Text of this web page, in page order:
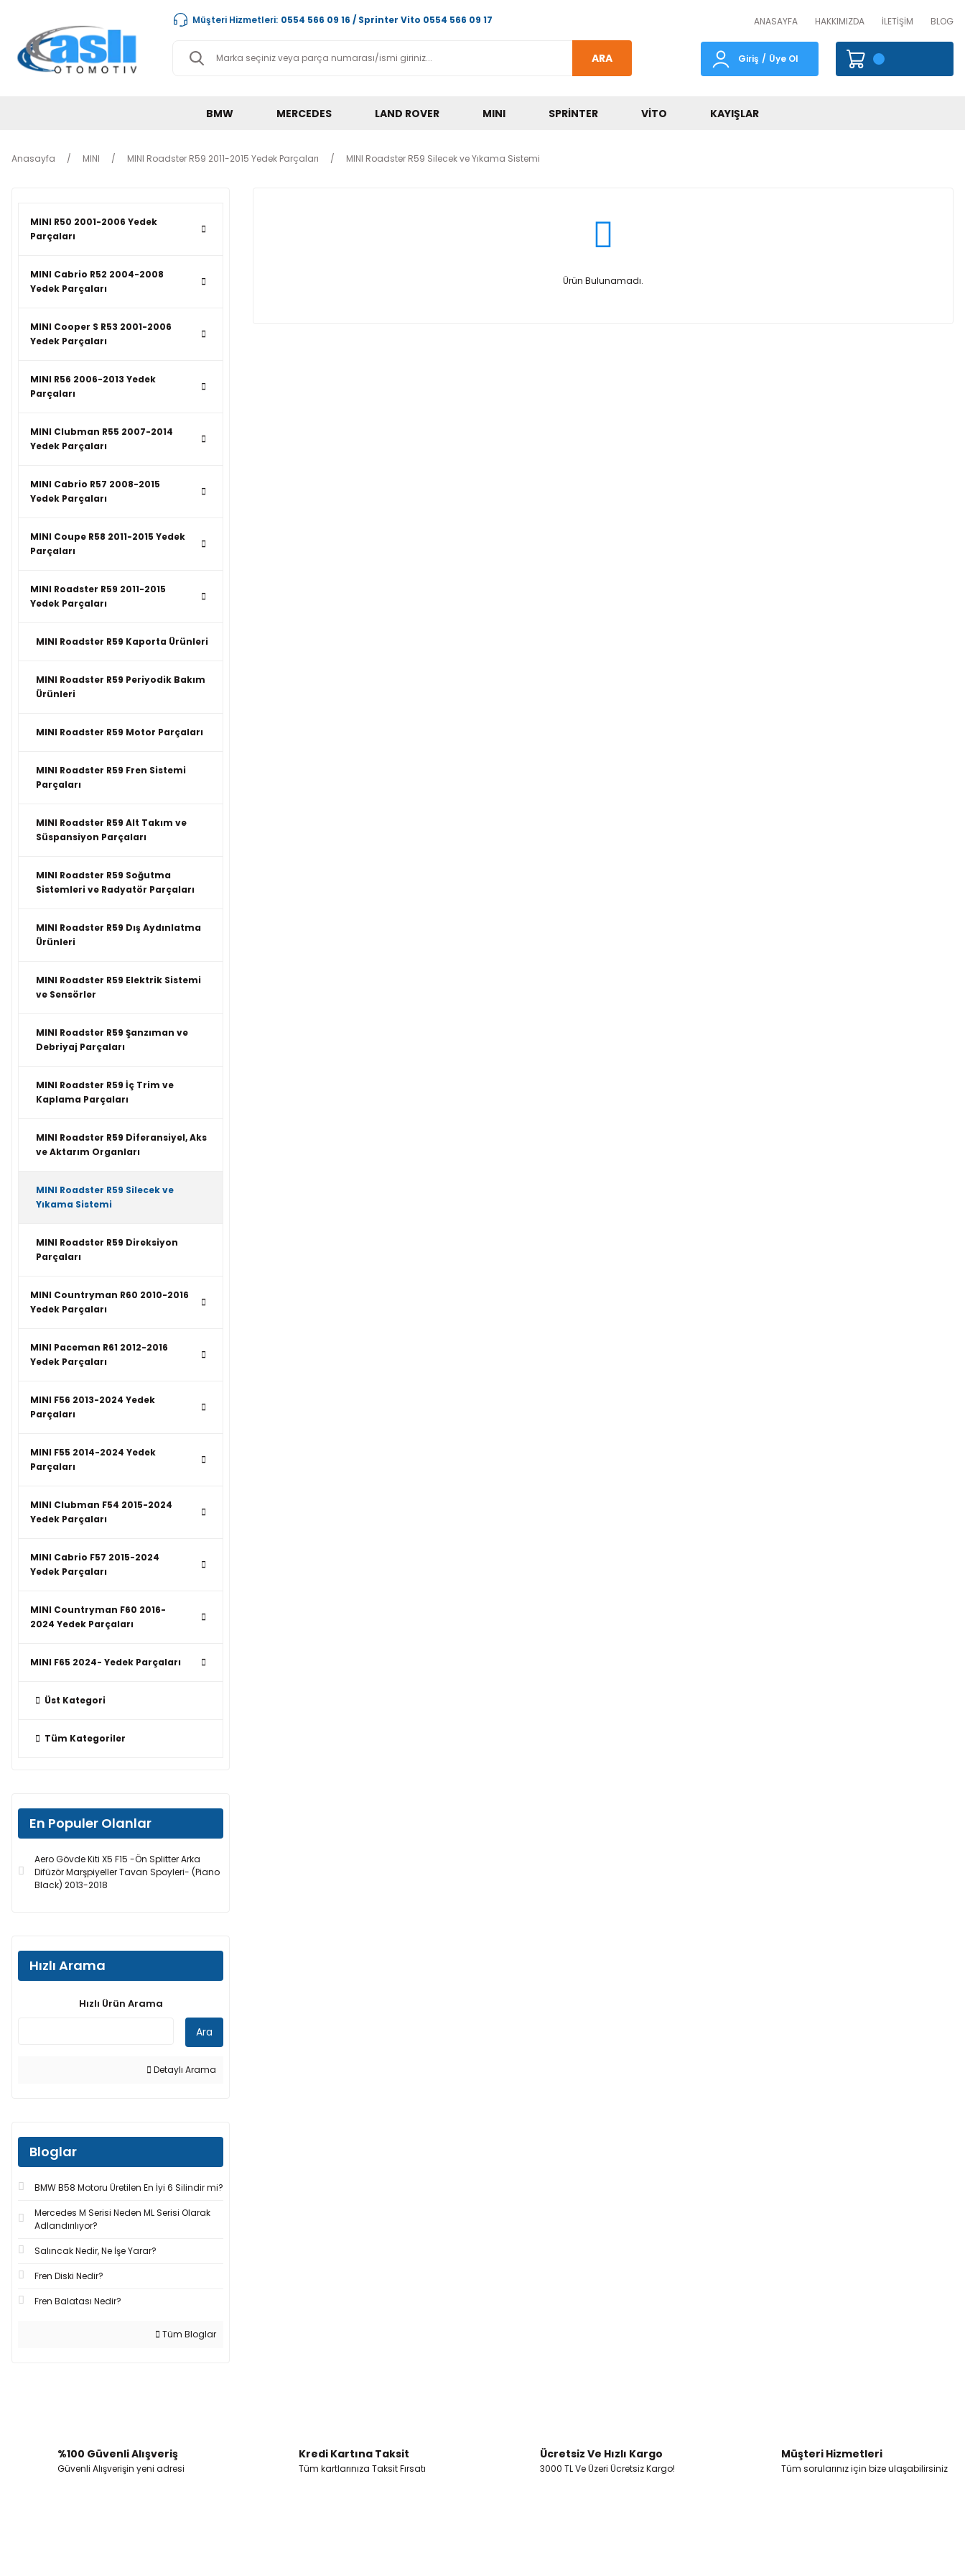
Müşteri Hizmetleri: 0554 566 09 16 / Sprinter Vito 0554 566 09 17
ARA
ANASAYFA HAKKIMIZDA İLETİŞİM BLOG
Giriş / Üye Ol
BMW MERCEDES LAND ROVER MINI SPRINTER VITO KAYIŞLAR
Anasayfa MINI MINI Roadster R59 2011-2015 Yedek Parçaları MINI Roadster R59 Silecek ve Yıkama Sistemi
MINI R50 2001-2006 Yedek
Parçaları
MINI Cabrio R52 2004-2008
Yedek Parçaları
MINI Cooper S R53 2001-2006
Yedek Parçaları
MINI R56 2006-2013 Yedek
Parçaları
MINI Clubman R55 2007-2014
Yedek Parçaları
MINI Cabrio R57 2008-2015
Yedek Parçaları
MINI Coupe R58 2011-2015 Yedek
Parçaları
MINI Roadster R59 2011-2015
Yedek Parçaları
MINI Roadster R59 Kaporta Ürünleri
MINI Roadster R59 Periyodik Bakım
Ürünleri
MINI Roadster R59 Motor Parçaları
MINI Roadster R59 Fren Sistemi
Parçaları
MINI Roadster R59 Alt Takım ve
Süspansiyon Parçaları
MINI Roadster R59 Soğutma
Sistemleri ve Radyatör Parçaları
MINI Roadster R59 Dış Aydınlatma
Ürünleri
MINI Roadster R59 Elektrik Sistemi
ve Sensörler
MINI Roadster R59 Şanzıman ve
Debriyaj Parçaları
MINI Roadster R59 İç Trim ve
Kaplama Parçaları
MINI Roadster R59 Diferansiyel, Aks
ve Aktarım Organları
MINI Roadster R59 Silecek ve
Yıkama Sistemi
MINI Roadster R59 Direksiyon
Parçaları
MINI Countryman R60 2010-2016
Yedek Parçaları
MINI Paceman R61 2012-2016
Yedek Parçaları
MINI F56 2013-2024 Yedek
Parçaları
MINI F55 2014-2024 Yedek
Parçaları
MINI Clubman F54 2015-2024
Yedek Parçaları
MINI Cabrio F57 2015-2024
Yedek Parçaları
MINI Countryman F60 2016-
2024 Yedek Parçaları
MINI F65 2024- Yedek Parçaları
Üst Kategori
Tüm Kategoriler
En Populer Olanlar
Aero Gövde Kiti X5 F15 -Ön Splitter Arka
Difüzör Marşpiyeller Tavan Spoyleri- (Piano
Black) 2013-2018
Hızlı Arama
Hızlı Ürün Arama
Ara
Detaylı Arama
Bloglar
BMW B58 Motoru Üretilen En İyi 6 Silindir mi?
Mercedes M Serisi Neden ML Serisi Olarak
Adlandırılıyor?
Salıncak Nedir, Ne İşe Yarar?
Fren Diski Nedir?
Fren Balatası Nedir?
Tüm Bloglar
Ürün Bulunamadı.
%100 Güvenli Alışveriş
Güvenli Alışverişin yeni adresi
Kredi Kartına Taksit
Tüm kartlarınıza Taksit Fırsatı
Ücretsiz Ve Hızlı Kargo
3000 TL Ve Üzeri Ücretsiz Kargo!
Müşteri Hizmetleri
Tüm sorularınız için bize ulaşabilirsiniz